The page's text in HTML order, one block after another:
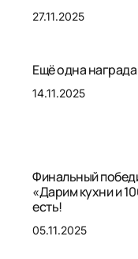
27.11.2025
Ещё одна
14.11.2025
Финальный
«Дарим кухни и
есть!
05.11.2025